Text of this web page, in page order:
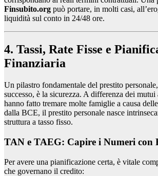
Finsubito.org può portare, in molti casi,
liquidità sul conto in 24/48 ore.
4. Tassi, Rate Fisse e
Finanziaria
Un pilastro fondamentale del prestito
successo, è la sicurezza. A differenza dei mutui
hanno fatto tremare molte famiglie a causa
dalla BCE, il prestito personale nasce
struttura a tasso fisso.
TAN e TAEG: Capire i Numeri con
Per avere una pianificazione certa, è vitale
che governano il credito: